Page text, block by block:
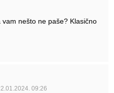
nešto ne paše? Klasično
09:26